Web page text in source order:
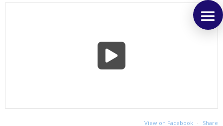
View on Facebook · Share